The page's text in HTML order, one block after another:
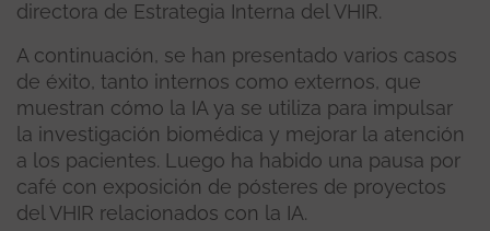
directora de Estrategia Interna del VHIR.
A continuación, se han presentado varios casos
de éxito, tanto internos como externos, que
muestran cómo la IA ya se utiliza para impulsar
la investigación biomédica y mejorar la atención
a los pacientes. Luego ha habido una pausa por
café con exposición de pósteres de proyectos
del VHIR relacionados con la IA.